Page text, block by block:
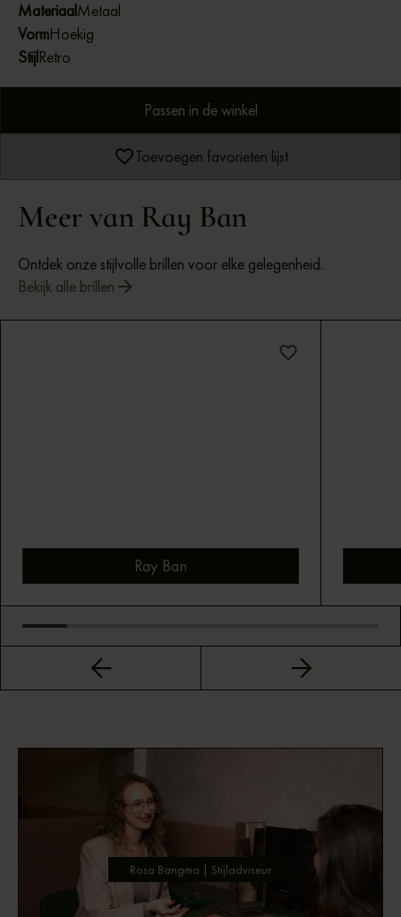
MateriaalMetaal
VormHoekig
StijlRetro
Passen in de winkel
Toevoegen favorieten lijst
Meer van Ray Ban
Ontdek onze stijlvolle brillen voor elke gelegenheid.
Bekijk alle brillen
Ray Ban
Bekijk montuur
Rosa Bangma | Stijladviseur